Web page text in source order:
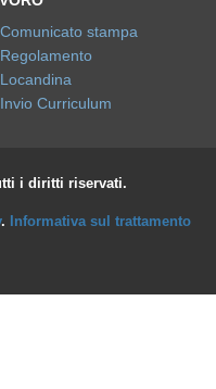
Regolamento
Locandina
Invio Curriculum